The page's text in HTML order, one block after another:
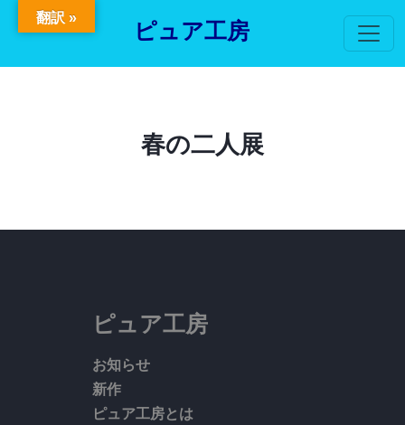
ピュア工房
春の二人展
ピュア工房
お知らせ
新作
ピュア工房とは
翻訳 »